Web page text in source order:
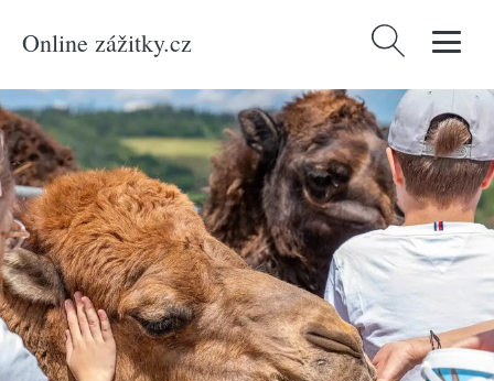
Online zážitky.cz Vyhledávání
Domů/Produkty/Zážitky/Netradiční/Celodenní vstup do Farmaparku
Soběhrdy